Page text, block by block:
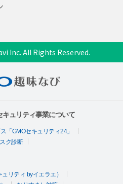
Inc. All Rights Reserved.